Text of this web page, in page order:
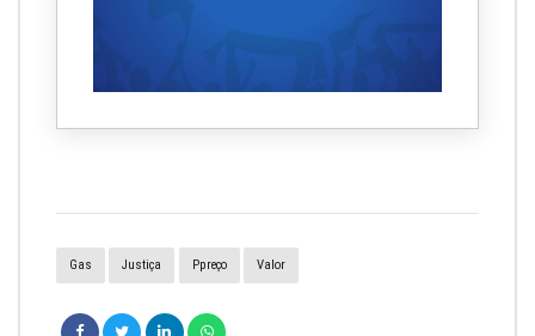
Gas Justiça Ppreço Valor